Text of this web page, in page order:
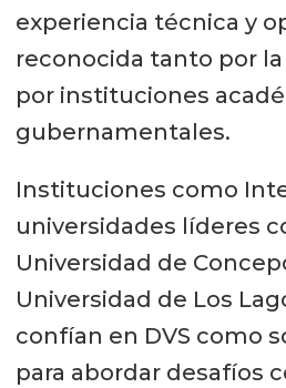
experiencia técnica y
reconocida tanto por
por instituciones
gubernamentales.
Instituciones como
universidades líderes
Universidad de
Universidad de Los
confían en DVS como
para abordar desafíos